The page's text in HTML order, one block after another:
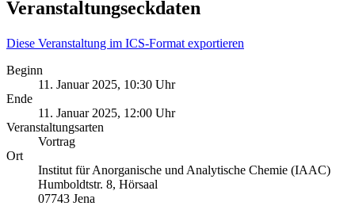
Veranstaltungseckdaten
Diese Veranstaltung im ICS-Format exportieren
Beginn
11. Januar 2025, 10:30 Uhr
Ende
11. Januar 2025, 12:00 Uhr
Veranstaltungsarten
Vortrag
Ort
Institut für Anorganische und Analytische Chemie (IAAC)
Humboldtstr. 8, Hörsaal
07743 Jena